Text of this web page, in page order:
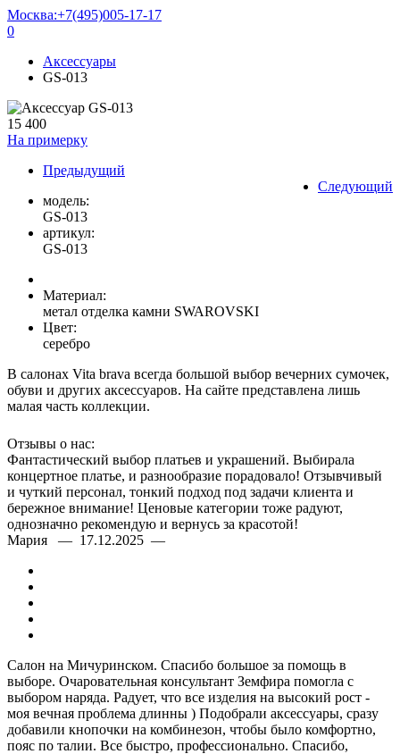
Москва:+7(495)005-17-17
0
Аксессуары
GS-013
15 400
На примерку
Предыдущий
Следующий
модель:
GS-013
артикул:
GS-013
Материал:
метал отделка камни SWAROVSKI
Цвет:
серебро
В салонах Vita brava всегда большой выбор вечерних сумочек,
обуви и других аксессуаров. На сайте представлена лишь
малая часть коллекции.
Отзывы о нас:
Фантастический выбор платьев и украшений. Выбирала
концертное платье, и разнообразие порадовало! Отзывчивый
и чуткий персонал, тонкий подход под задачи клиента и
бережное внимание! Ценовые категории тоже радуют,
однозначно рекомендую и вернусь за красотой!
Мария — 17.12.2025 —
Салон на Мичуринском. Спасибо большое за помощь в
выборе. Очаровательная консультант Земфира помогла с
выбором наряда. Радует, что все изделия на высокий рост -
моя вечная проблема длинны ) Подобрали аксессуары, сразу
добавили кнопочки на комбинезон, чтобы было комфортно,
пояс по талии. Все быстро, профессионально. Спасибо,